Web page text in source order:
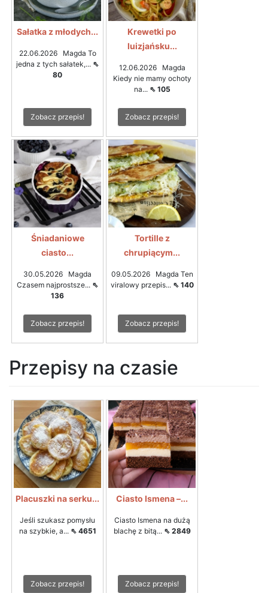
Sałatka z młodych...
22.06.2026 Magda To
jedna z tych sałatek,... ⇖
80
Zobacz przepis!
Krewetki po
luizjańsku...
12.06.2026 Magda
Kiedy nie mamy ochoty
na... ⇖ 105
Zobacz przepis!
Śniadaniowe
ciasto...
30.05.2026 Magda
Czasem najprostsze... ⇖
136
Zobacz przepis!
Tortille z
chrupiącym...
09.05.2026 Magda Ten
viralowy przepis... ⇖ 140
Zobacz przepis!
Przepisy na czasie
Placuszki na serku...
Jeśli szukasz pomysłu
na szybkie, a... ⇖ 4651
Zobacz przepis!
Ciasto Ismena –...
Ciasto Ismena na dużą
blachę z bitą... ⇖ 2849
Zobacz przepis!